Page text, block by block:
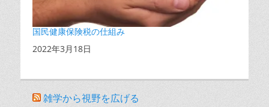
国民健康保険税の仕組み
日付
2022年3月18日
雑学から視野を広げる